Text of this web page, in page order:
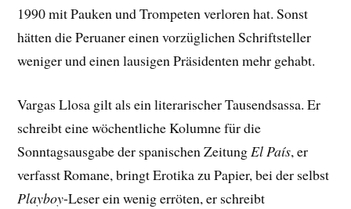
1990 mit Pauken und Trompeten verloren hat. Sonst
hätten die Peruaner einen vorzüglichen Schriftsteller
weniger und einen lausigen Präsidenten mehr gehabt.
Vargas Llosa gilt als ein literarischer Tausendsassa. Er
schreibt eine wöchentliche Kolumne für die
Sonntagsausgabe der spanischen ZeitungEl País, er
verfasst Romane, bringt Erotika zu Papier, bei der selbst
Playboy-Leser ein wenig erröten, er schreibt